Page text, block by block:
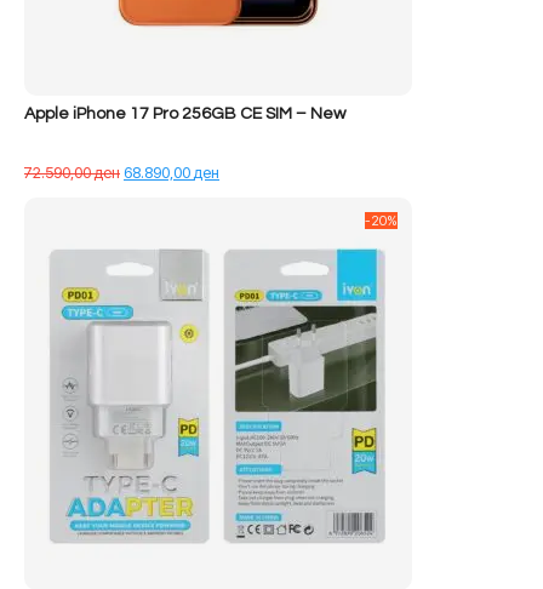
Apple iPhone 17 Pro 256GB CE SIM – New
72.590,00денÇmimi
68.890,00ден
68.890,00 ден.
-20%